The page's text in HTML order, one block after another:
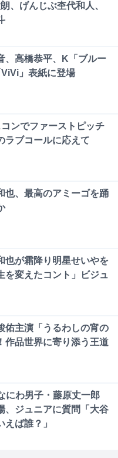
、げんじぶ杢代和人、
、高橋恭平、K「ブルー
」表紙に登場
ンでファーストピッチ
ラブコールに応えて
也、最高のアミーゴを踊
也が霜降り明星せいやを
を変えたコント」ビジュ
佑主演「うるわしの宵の
作品世界に寄り添う王道
にわ男子・藤原丈一郎
、ジュニアに質問「大谷
ば誰？」